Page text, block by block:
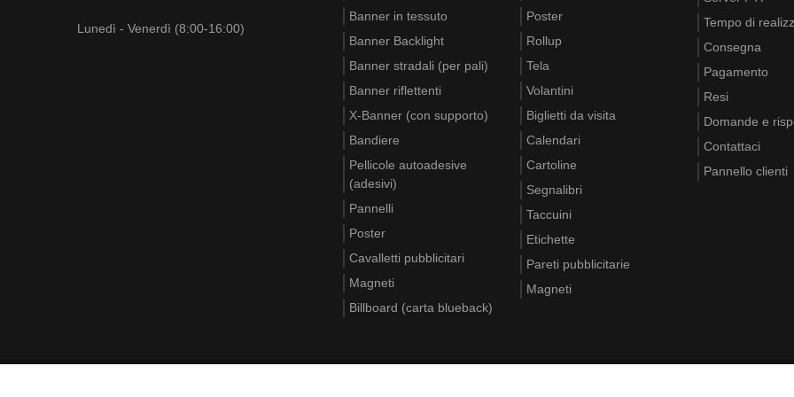
Lunedì - Venerdì (8:00-16:00)
Banner in tessuto
Banner Backlight
Banner stradali (per pali)
Banner riflettenti
X-Banner (con supporto)
Bandiere
Pellicole autoadesive
(adesivi)
Pannelli
Poster
Cavalletti pubblicitari
Magneti
Billboard (carta blueback)
Poster
Rollup
Tela
Volantini
Biglietti da visita
Calendari
Cartoline
Segnalibri
Taccuini
Etichette
Pareti pubblicitarie
Magneti
Tempo di
Consegna
Pagamento
Resi
Domande e
Contattaci
Pannello clienti